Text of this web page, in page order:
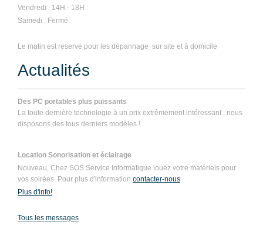
Vendredi : 14H - 18H
Samedi : Fermé
Le matin est reservé pour les dépannage sur site et à domicile
Actualités
Des PC portables plus puissants
La toute dernière technologie à un prix extrêmement intéressant : nous
disposons des tous derniers modèles !
Location Sonorisation et éclairage
Nouveau, Chez SOS Service Informatique louez votre matériels pour
vos soirées. Pour plus d'information contacter-nous
Plus d'info!
Tous les messages